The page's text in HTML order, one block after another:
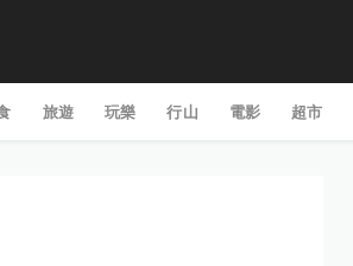
旅遊 玩樂 行山 電影 超市